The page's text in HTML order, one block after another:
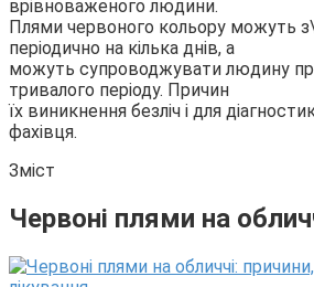
врівноваженого людини.
Плями червоного кольору можуть
періодично на кілька днів, а
можуть супроводжувати людину
тривалого періоду. Причин
їх виникнення безліч і для
фахівця.
Зміст
Червоні плями на